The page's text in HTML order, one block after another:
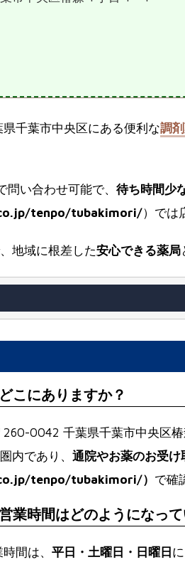
県千葉市中央区にある便利な調
問い合わせ可能で、 待ち時間少
tenpo/tubakimori/）では
地域に根差した安心できる薬局
こにありますか？
0042 千葉県千葉市中央区
内であり、 通院やお薬のお受け
tenpo/tubakimori/） で確
業時間はどのようになっ
間は、 平日・土曜日・日曜日